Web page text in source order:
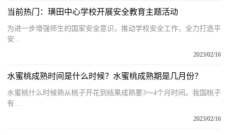
当前热门：璜田中心学校开展安全教育主题活动
为进一步增强师生的国家安全意识，推动学校安全工作，全力打造平
安...
2023/02/16
水蜜桃成熟时间是什么时候？水蜜桃成熟期是几月份？
水蜜桃什么时候熟从桃子开花到结果成熟要3～4个月时间。我国桃子
有...
2023/02/16